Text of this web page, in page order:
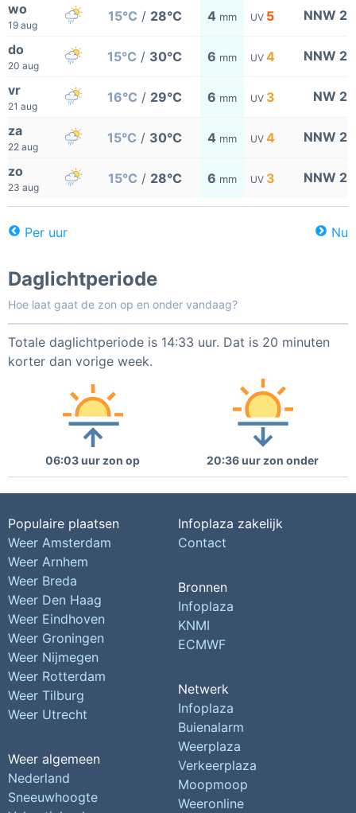
wo
19 aug
15°C / 28°C 4 mm UV 5 NNW 2
do
20 aug
15°C / 30°C 6 mm UV 4 NNW 2
vr
21 aug
16°C / 29°C 6 mm UV 3 NW 2
za
22 aug
15°C / 30°C 4 mm UV 4 NNW 2
zo
23 aug
15°C / 28°C 6 mm UV 3 NNW 2
Per uur Nu
Daglichtperiode
Hoe laat gaat de zon op en onder vandaag?
Totale daglichtperiode is 14:33 uur. Dat is 20 minuten
korter dan vorige week.
06:03 uur zon op 20:36 uur zon onder
Populaire plaatsen
Weer Amsterdam
Weer Arnhem
Weer Breda
Weer Den Haag
Weer Eindhoven
Weer Groningen
Weer Nijmegen
Weer Rotterdam
Weer Tilburg
Weer Utrecht
Weer algemeen
Nederland
Sneeuwhoogte
Infoplaza zakelijk
Contact
Bronnen
Infoplaza
KNMI
ECMWF
Netwerk
Infoplaza
Buienalarm
Weerplaza
Verkeerplaza
Moopmoop
Weeronline